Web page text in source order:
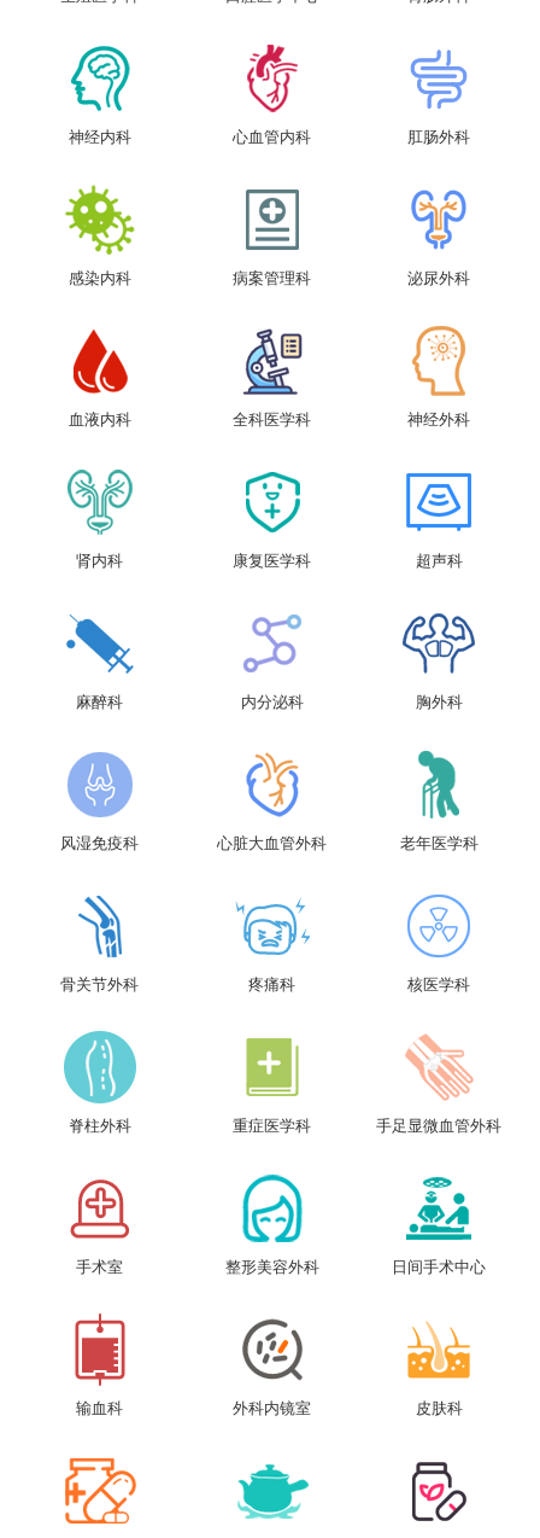
神经内科 心血管内科 肛肠外科
感染内科 病案管理科 泌尿外科
血液内科 全科医学科 神经外科
肾内科 康复医学科 超声科
麻醉科 内分泌科 胸外科
风湿免疫科 心脏大血管外科 老年医学科
骨关节外科 疼痛科 核医学科
脊柱外科 重症医学科 手足显微血管外科
手术室 整形美容外科 日间手术中心
输血科 外科内镜室 皮肤科